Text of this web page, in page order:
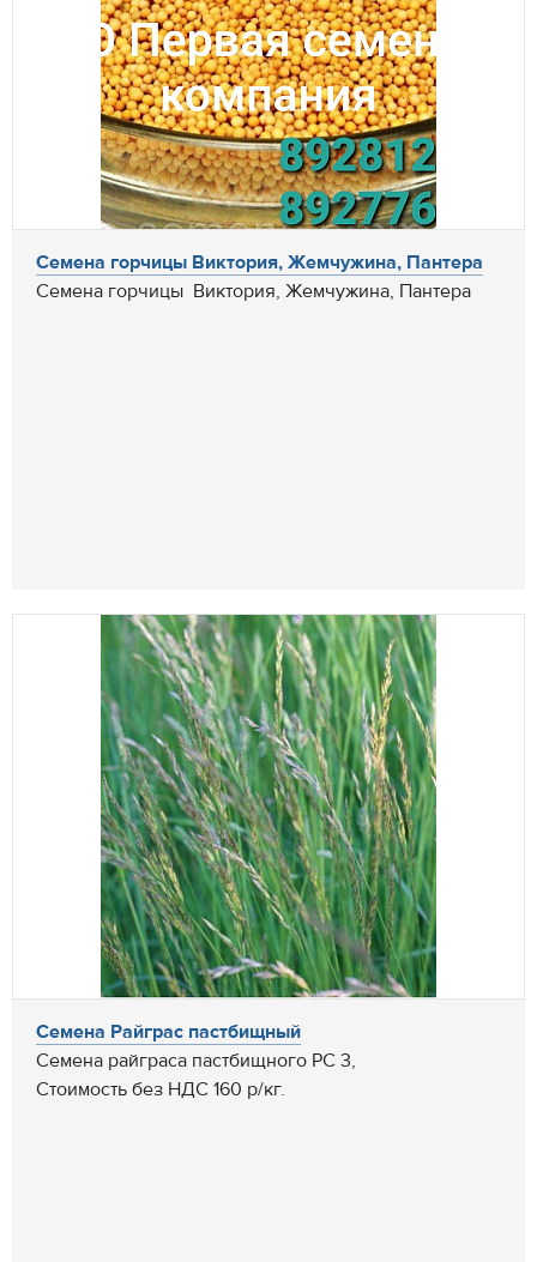
Семена горчицы Виктория, Жемчужина, Пантера
Семена горчицы Виктория, Жемчужина, Пантера
Семена Райграс пастбищный
Семена райграса пастбищного РС 3,
Стоимость без НДС 160 р/кг.